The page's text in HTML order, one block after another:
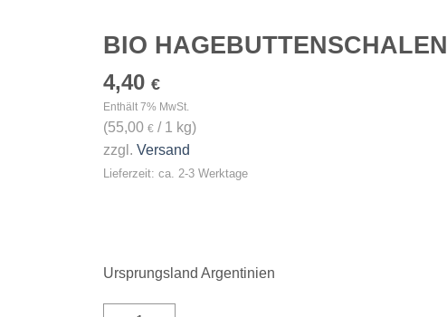
BIO HAGEBUTTENSCHALEN
4,40 €
Enthält 7% MwSt.
(55,00 € / 1 kg)
zzgl. Versand
Lieferzeit: ca. 2-3 Werktage
Ursprungsland Argentinien
Bio Hagebuttenschalen Menge